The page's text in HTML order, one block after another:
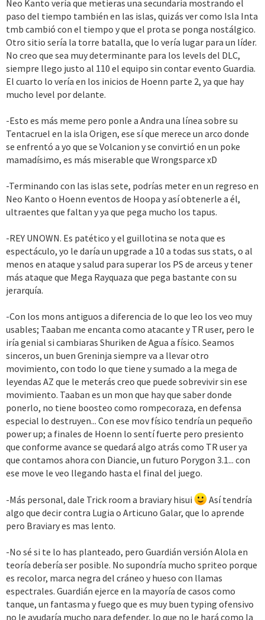
Neo Kanto vería que metieras una secundaria mostrando el
paso del tiempo también en las islas, quizás ver como Isla Inta
tmb cambió con el tiempo y que el prota se ponga nostálgico.
Otro sitio sería la torre batalla, que lo vería lugar para un líder.
No creo que sea muy determinante para los levels del DLC,
siempre llego justo al 110 el equipo sin contar evento Guardia.
El cuarto lo vería en los inicios de Hoenn parte 2, ya que hay
mucho level por delante.
-Esto es más meme pero ponle a Andra una línea sobre su
Tentacruel en la isla Origen, ese sí que merece un arco donde
se enfrentó a yo que se Volcanion y se convirtió en un poke
mamadísimo, es más miserable que Wrongsparce xD
-Terminando con las islas sete, podrías meter en un regreso en
Neo Kanto o Hoenn eventos de Hoopa y así obtenerle a él,
ultraentes que faltan y ya que pega mucho los tapus.
-REY UNOWN. Es patético y el guillotina se nota que es
espectáculo, yo le daría un upgrade a 10 a todas sus stats, o al
menos en ataque y salud para superar los PS de arceus y tener
más ataque que Mega Rayquaza que pega bastante con su
jerarquía.
-Con los mons antiguos a diferencia de lo que leo los veo muy
usables; Taaban me encanta como atacante y TR user, pero le
iría genial si cambiaras Shuriken de Agua a físico. Seamos
sinceros, un buen Greninja siempre va a llevar otro
movimiento, con todo lo que tiene y sumado a la mega de
leyendas AZ que le meterás creo que puede sobrevivir sin ese
movimiento. Taaban es un mon que hay que saber donde
ponerlo, no tiene boosteo como rompecoraza, en defensa
especial lo destruyen... Con ese mov físico tendría un pequeño
power up; a finales de Hoenn lo sentí fuerte pero presiento
que conforme avance se quedará algo atrás como TR user ya
que contamos ahora con Diancie, un futuro Porygon 3.1... con
ese move le veo llegando hasta el final del juego.
-Más personal, dale Trick room a braviary hisui
Así tendría
algo que decir contra Lugia o Articuno Galar, que lo aprende
pero Braviary es mas lento.
-No sé si te lo has planteado, pero Guardián versión Alola en
teoría debería ser posible. No supondría mucho spriteo porque
es recolor, marca negra del cráneo y hueso con llamas
espectrales. Guardián ejerce en la mayoría de casos como
tanque, un fantasma y fuego que es muy buen typing ofensivo
no le ayudaría mucho para defender, lo que no le hará como la